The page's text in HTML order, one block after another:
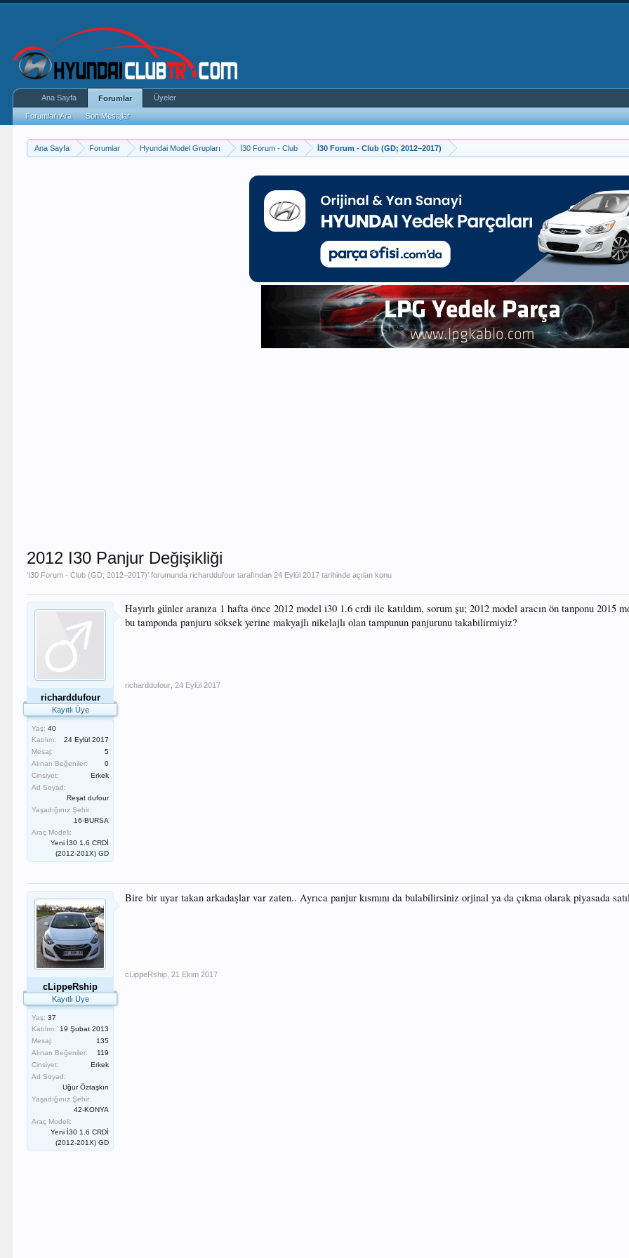
Ana Sayfa Forumlar Hyundai Model Grupları İ30 Forum - Club İ30 Forum - Club (GD; 2012–2017)
2012 I30 Panjur Değişikliği
'İ30 Forum - Club (GD; 2012–2017)' forumundaricharddufour tarafından24 Eylül 2017 tarihinde açılan konu
richarddufour
Kayıtlı Üye
Yaş: 40
Katılım:
24 Eylül 2017
Mesaj:
5
Alınan Beğeniler:
0
Cinsiyet:
Erkek
Ad Soyad:
Reşat dufour
Yaşadığınız Şehir:
16-BURSA
Araç Modeli:
Yeni İ30 1.6 CRDİ
(2012-201X) GD
Hayırlı günler aranıza 1 hafta önce 2012 model i30 1.6 crdi ile katıldım, sorum şu; 2012 model aracın ön tanponu 2015
bu tamponda panjuru söksek yerine makyajlı nikelajlı olan tampunun panjurunu takabilirmiyiz?
richarddufour 24 Eylül 2017
cLippeRship
Kayıtlı Üye
Yaş: 37
Katılım:
19 Şubat 2013
Mesaj:
135
Alınan Beğeniler:
119
Cinsiyet:
Erkek
Ad Soyad:
Uğur Öztaşkın
Yaşadığınız Şehir:
42-KONYA
Araç Modeli:
Yeni İ30 1.6 CRDİ
(2012-201X) GD
Bire bir uyar takan arkadaşlar var zaten.. Ayrıca panjur kısmını da bulabilirsiniz orjinal ya da çıkma olarak piyasada
cLippeRship 21 Ekim 2017
Ana Sayfa Forumlar
Forumları Ara Son Mesajlar
Üyeler